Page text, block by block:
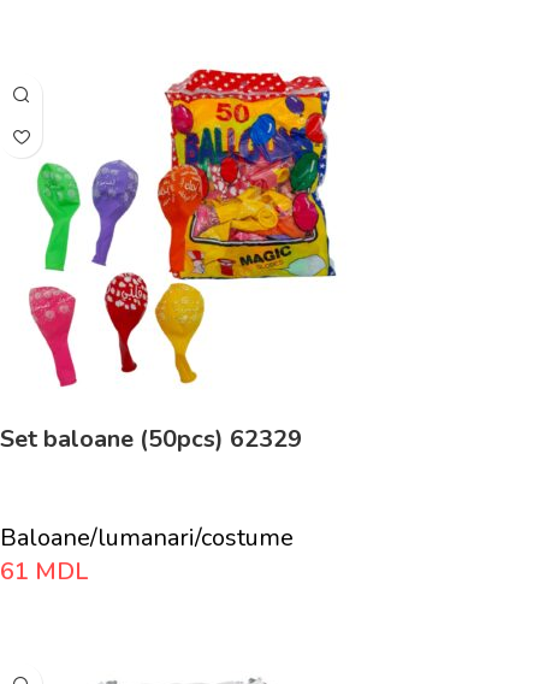
Set baloane (50pcs) 62329
Baloane/lumanari/costume
61 MDL